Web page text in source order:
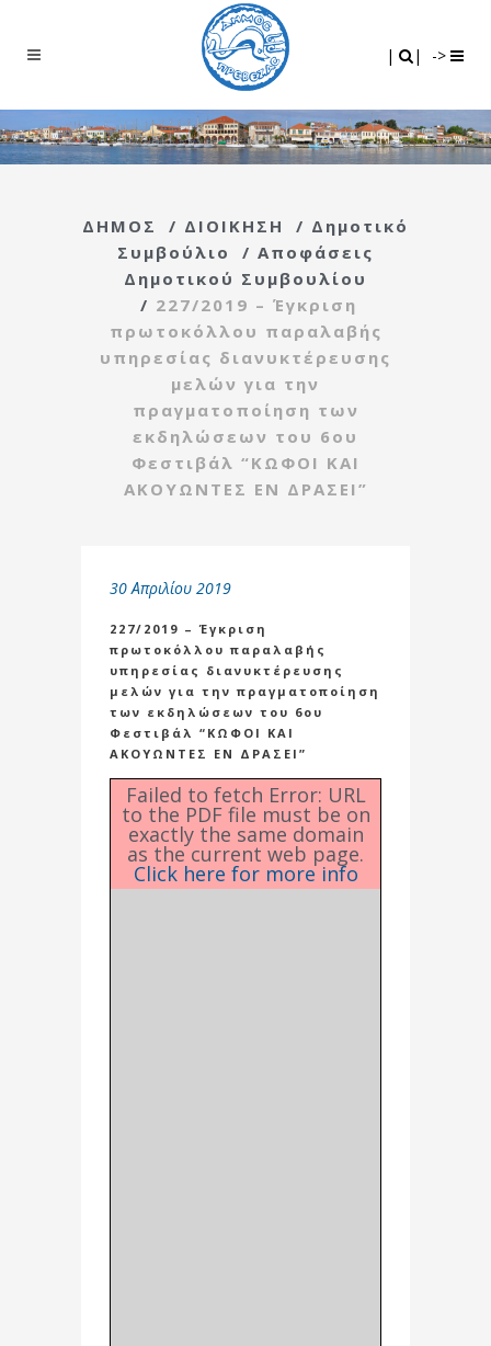
| | ->
ΔΗΜΟΣ / ΔΙΟΙΚΗΣΗ / Δημοτικό
Συμβούλιο
/ Αποφάσεις
Δημοτικού Συμβουλίου
/ 227/2019 – Έγκριση
πρωτοκόλλου παραλαβής
υπηρεσίας διανυκτέρευσης
μελών για την
πραγματοποίηση των
εκδηλώσεων του 6ου
Φεστιβάλ “ΚΩΦΟΙ ΚΑΙ
ΑΚΟΥΩΝΤΕΣ ΕΝ ΔΡΑΣΕΙ”
30 Απριλίου 2019
227/2019 – Έγκριση
πρωτοκόλλου παραλαβής
υπηρεσίας διανυκτέρευσης
μελών για την πραγματοποίηση
των εκδηλώσεων του 6ου
Φεστιβάλ “ΚΩΦΟΙ ΚΑΙ
ΑΚΟΥΩΝΤΕΣ ΕΝ ΔΡΑΣΕΙ”
Failed to fetch Error: URL
to the PDF file must be on
exactly the same domain
as the current web page.
Click here for more info